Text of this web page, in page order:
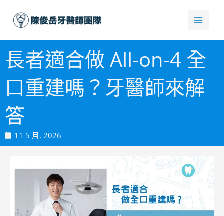
要
長者適合做 All-on-4 全
口重建嗎？牙醫師來解
答
11 5 月, 2026